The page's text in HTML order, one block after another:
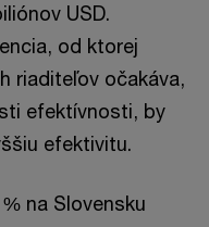
USD.
od ktorej
riaditeľov očakáva,
efektívnosti, by
efektivitu.
na Slovensku